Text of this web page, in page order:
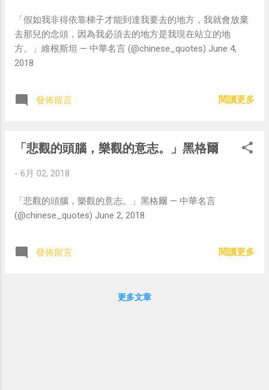
「假如我非得依靠梯子才能到達我要去的地方，我就會放棄
去那兒的念頭，因為我必須去的地方是我現在站立的地
方。」維根斯坦 — 中華名言 (@chinese_quotes) June 4,
2018
發佈留言 閱讀更多
「悲觀的頭腦，樂觀的意志。」黑格爾
- 6月 02, 2018
「悲觀的頭腦，樂觀的意志。」黑格爾 — 中華名言
(@chinese_quotes) June 2, 2018
發佈留言 閱讀更多
更多文章